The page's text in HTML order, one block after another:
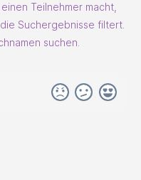
Teilnehmer macht,
Suchergebnisse filtert.
suchen.